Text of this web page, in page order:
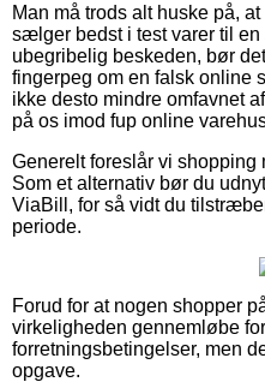
Man må trods alt huske på,
sælger bedst i test varer til
ubegribelig beskeden, bør
fingerpeg om en falsk online
ikke desto mindre omfavnet
på os imod fup online
Generelt foreslår vi shopping
Som et alternativ bør du
ViaBill, for så vidt du
periode.
Forud for at nogen shopper
virkeligheden gennemløbe
forretningsbetingelser, men
opgave.